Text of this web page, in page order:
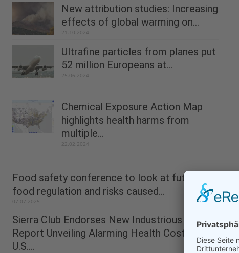
New attribution studies: Increasing
effects of global warming on...
21.10.2024
Ultrafine particles from planes put
52 million Europeans at...
25.06.2024
Chemical Exposure Action Map
highlights health harms from
multiple...
22.02.2024
Food safety conference to look at future of
food regulation and risks caused...
07.07.2025
Sierra Club Endorses New Industrious Labs
Report Unveiling Alarming Health Costs of
U.S....